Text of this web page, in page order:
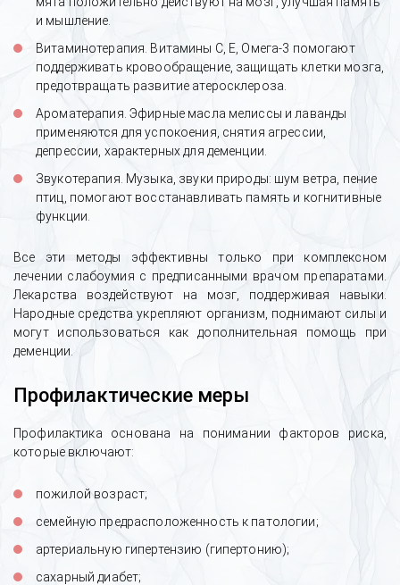
и мышление.
Витаминотерапия. Витамины С, Е, Омега-3 помогают
поддерживать кровообращение, защищать клетки мозга,
предотвращать развитие атеросклероза.
Ароматерапия. Эфирные масла мелиссы и лаванды
применяются для успокоения, снятия агрессии,
депрессии, характерных для деменции.
Звукотерапия. Музыка, звуки природы: шум ветра, пение
птиц, помогают восстанавливать память и когнитивные
функции.
Все эти методы эффективны только при комплексном
лечении слабоумия с предписанными врачом препаратами.
Лекарства воздействуют на мозг, поддерживая навыки.
Народные средства укрепляют организм, поднимают силы и
могут использоваться как дополнительная помощь при
деменции.
Профилактические меры
Профилактика основана на понимании факторов риска,
которые включают:
пожилой возраст;
семейную предрасположенность к патологии;
артериальную гипертензию (гипертонию);
сахарный диабет;